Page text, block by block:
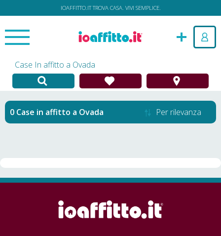
IOAFFITTO.IT TROVA CASA. VIVI SEMPLICE.
Case In affitto a Ovada
Case in affitto a Ovada Per rilevanza